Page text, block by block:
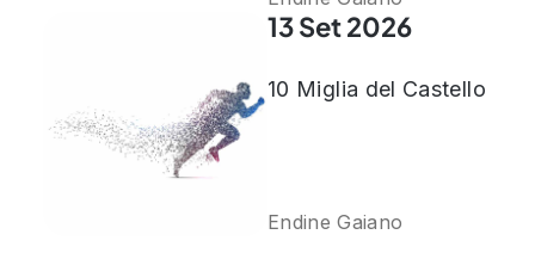
13 Set 2026
10 Miglia del Castello
Endine Gaiano